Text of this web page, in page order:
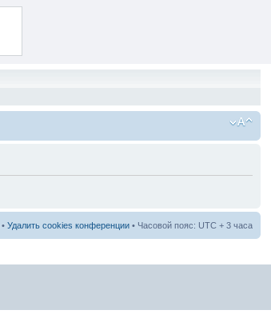
• Удалить cookies конференции • Часовой пояс: UTC + 3 часа